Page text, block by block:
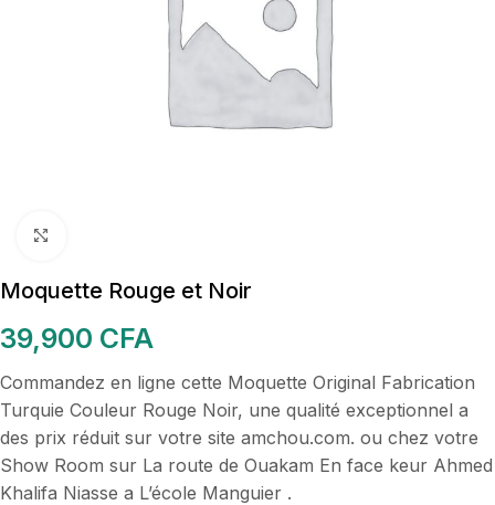
Moquette Rouge et Noir
39,900 CFA
Commandez en ligne cette Moquette Original Fabrication
Turquie Couleur Rouge Noir, une qualité exceptionnel a
des prix réduit sur votre site amchou.com. ou chez votre
Show Room sur La route de Ouakam En face keur Ahmed
Khalifa Niasse a L’école Manguier .